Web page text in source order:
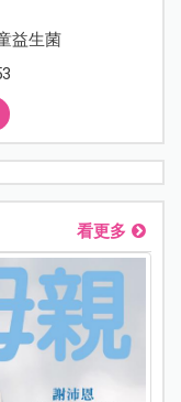
益生菌
看更多